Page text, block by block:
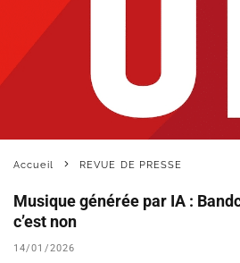
Accueil REVUE DE PRESSE
Musique générée par IA :
c’est non
14/01/2026